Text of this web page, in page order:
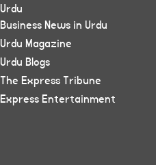
Urdu
Business News in Urdu
Urdu Magazine
Urdu Blogs
The Express Tribune
Express Entertainment